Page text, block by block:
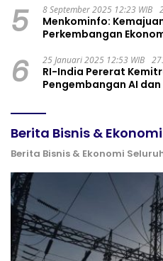
5 8 September 2025 12:23 WIB
Menkominfo:
Perkembangan
6 25 Januari 2025 12:53 WIB
RI-India Pererat
Pengembangan AI
Berita Bisnis & Ekonomi
Berita Bisnis & Ekonomi